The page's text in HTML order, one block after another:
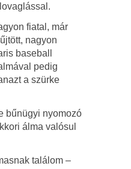
fiatal, már
nagyon
baseball
pedig
a szürke
bűnügyi nyomozó
álma valósul
találom –